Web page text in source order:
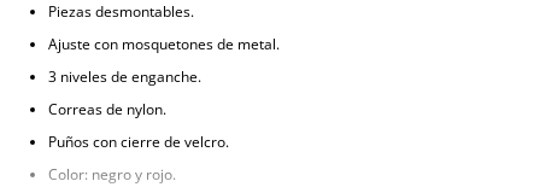
Piezas desmontables.
Ajuste con mosquetones de metal.
3 niveles de enganche.
Correas de nylon.
Puños con cierre de velcro.
Color: negro y rojo.